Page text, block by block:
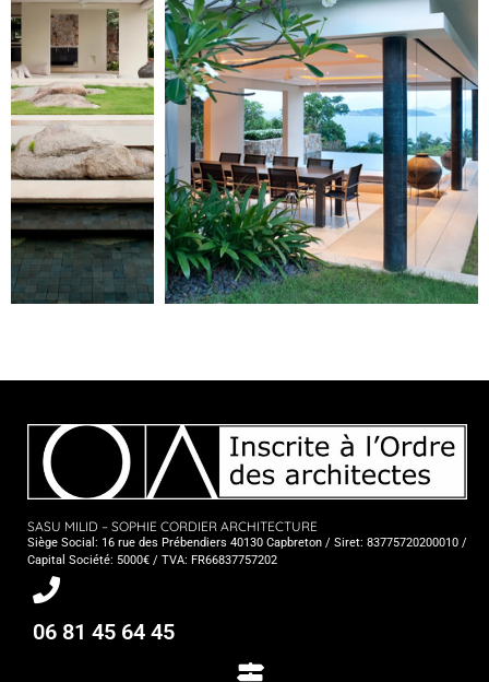
SASU MILID – SOPHIE CORDIER ARCHITECTURE
Siège Social: 16 rue des Prébendiers 40130 Capbreton / Siret: 83775720200010 /
Capital Société: 5000€ / TVA: FR66837757202
06 81 45 64 45